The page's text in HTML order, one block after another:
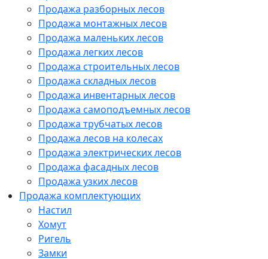
Продажа разборных лесов
Продажа монтажных лесов
Продажа маленьких лесов
Продажа легких лесов
Продажа строительных лесов
Продажа складных лесов
Продажа инвентарных лесов
Продажа самоподъемных лесов
Продажа трубчатых лесов
Продажа лесов на колесах
Продажа электрических лесов
Продажа фасадных лесов
Продажа узких лесов
Продажа комплектующих
Настил
Хомут
Ригель
Замки